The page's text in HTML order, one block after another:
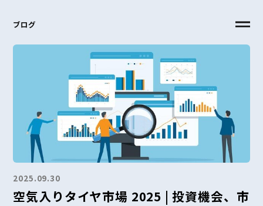
ブログ
2025.09.30
空気入りタイヤ市場 2025 | 投資機会、市